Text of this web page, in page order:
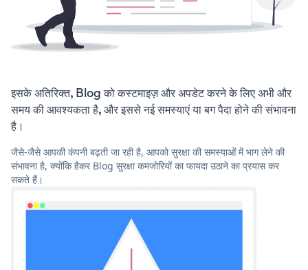
इसके अतिरिक्त, Blog को कस्टमाइज़ और अपडेट करने के लिए अभी और
समय की आवश्यकता है, और इससे नई समस्याएं या बग पैदा होने की संभावना
है।
जैसे-जैसे आपकी कंपनी बढ़ती जा रही है, आपको सुरक्षा की समस्याओं में भाग लेने की
संभावना है, क्योंकि हैकर Blog सुरक्षा कमजोरियों का फायदा उठाने का प्रयास कर
सकते हैं।